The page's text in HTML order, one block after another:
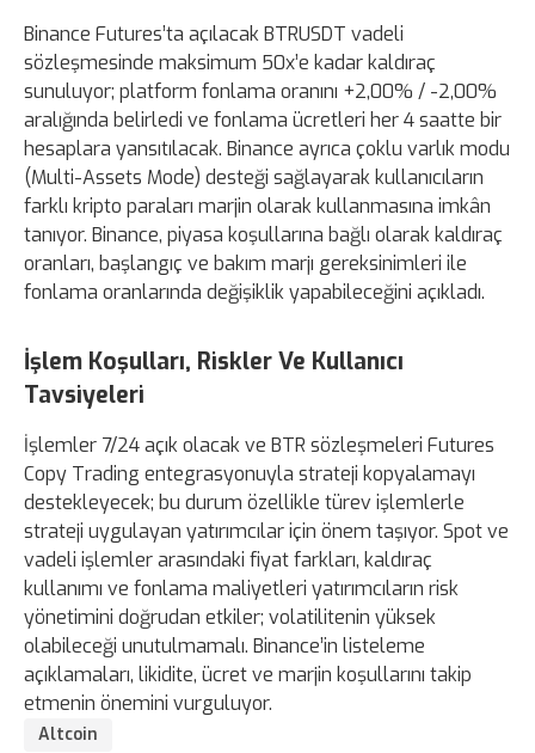
Binance Futures’ta açılacak BTRUSDT vadeli
sözleşmesinde maksimum 50x’e kadar kaldıraç
sunuluyor; platform fonlama oranını +2,00% / -2,00%
aralığında belirledi ve fonlama ücretleri her 4 saatte bir
hesaplara yansıtılacak. Binance ayrıca çoklu varlık modu
(Multi-Assets Mode) desteği sağlayarak kullanıcıların
farklı kripto paraları marjin olarak kullanmasına imkân
tanıyor. Binance, piyasa koşullarına bağlı olarak kaldıraç
oranları, başlangıç ve bakım marjı gereksinimleri ile
fonlama oranlarında değişiklik yapabileceğini açıkladı.
İşlem Koşulları, Riskler Ve Kullanıcı
Tavsiyeleri
İşlemler 7/24 açık olacak ve BTR sözleşmeleri Futures
Copy Trading entegrasyonuyla strateji kopyalamayı
destekleyecek; bu durum özellikle türev işlemlerle
strateji uygulayan yatırımcılar için önem taşıyor. Spot ve
vadeli işlemler arasındaki fiyat farkları, kaldıraç
kullanımı ve fonlama maliyetleri yatırımcıların risk
yönetimini doğrudan etkiler; volatilitenin yüksek
olabileceği unutulmamalı. Binance’in listeleme
açıklamaları, likidite, ücret ve marjin koşullarını takip
etmenin önemini vurguluyor.
Altcoin